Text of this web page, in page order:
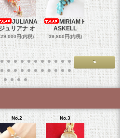
JULIANA
ジュリアナ オ
29,000円(内税)
MIRIAM H
ASKELL
39,800円(内税)
オメガマ
スダ
458,000円
>
No.2 No.3 No.4